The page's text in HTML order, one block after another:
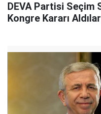
DEVA Partisi Seçim
Kongre Kararı Aldılar